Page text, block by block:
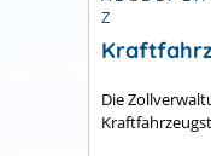
Z
Die